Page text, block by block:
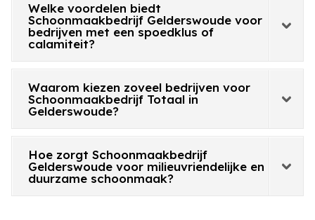
Welke voordelen biedt
Schoonmaakbedrijf Gelderswoude voor
bedrijven met een spoedklus of
calamiteit?
Waarom kiezen zoveel bedrijven voor
Schoonmaakbedrijf Totaal in
Gelderswoude?
Hoe zorgt Schoonmaakbedrijf
Gelderswoude voor milieuvriendelijke en
duurzame schoonmaak?